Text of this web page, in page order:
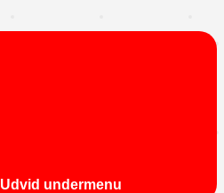
Udvid undermenu